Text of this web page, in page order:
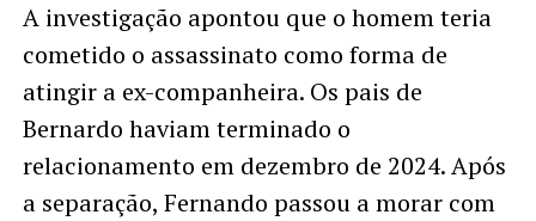
A investigação apontou que o homem teria
cometido o assassinato como forma de
atingir a ex-companheira. Os pais de
Bernardo haviam terminado o
relacionamento em dezembro de 2024. Após
a separação, Fernando passou a morar com